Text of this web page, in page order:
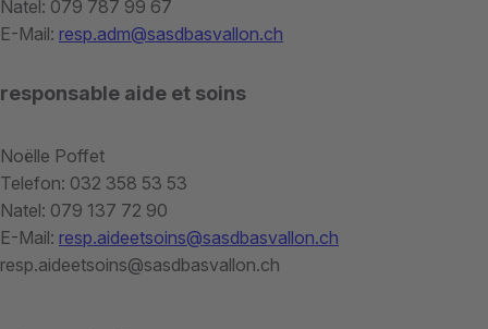
Natel: 079 787 99 67
E-Mail: resp.adm@sasdbasvallon.ch
responsable aide et soins
Noëlle Poffet
Telefon: 032 358 53 53
Natel: 079 137 72 90
E-Mail: resp.aideetsoins@sasdbasvallon.ch
resp.aideetsoins@sasdbasvallon.ch